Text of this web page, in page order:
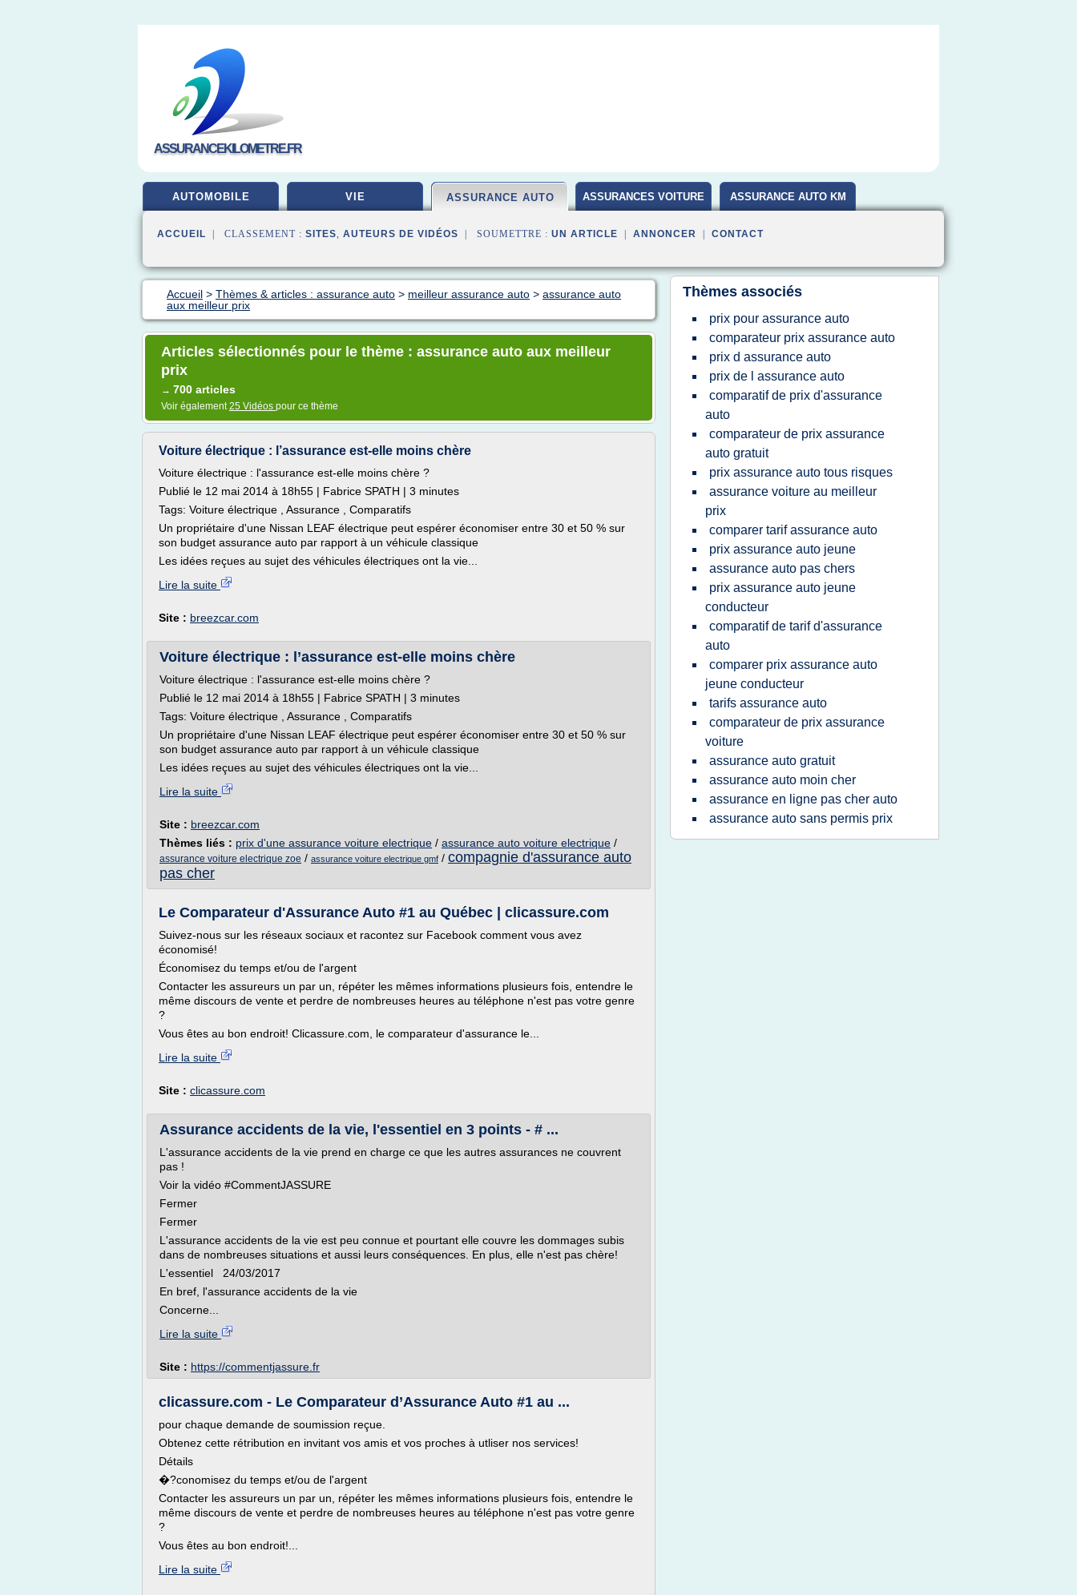
ASSURANCEKILOMETRE.FR
AUTOMOBILE VIE ASSURANCE AUTO ASSURANCES VOITURE ASSURANCE AUTO KM
ACCUEIL | CLASSEMENT : SITES, AUTEURS DE VIDÉOS | SOUMETTRE : UN ARTICLE ANNONCER CONTACT
Accueil > Thèmes & articles : assurance auto > meilleur assurance auto > assurance auto
aux meilleur prix
Articles sélectionnés pour le thème : assurance auto aux meilleur
prix
→ 700 articles
Voir également25 Vidéos pour ce thème
Voiture électrique : l’assurance est-elle moins chère
Voiture électrique : l'assurance est-elle moins chère ?
Publié le 12 mai 2014 à 18h55 | Fabrice SPATH | 3 minutes
Tags: Voiture électrique , Assurance , Comparatifs
Un propriétaire d'une Nissan LEAF électrique peut espérer économiser entre 30 et 50 % sur
son budget assurance auto par rapport à un véhicule classique
Les idées reçues au sujet des véhicules électriques ont la vie...
Lire la suite
Site : breezcar.com
Voiture électrique : l’assurance est-elle moins chère
Voiture électrique : l'assurance est-elle moins chère ?
Publié le 12 mai 2014 à 18h55 | Fabrice SPATH | 3 minutes
Tags: Voiture électrique , Assurance , Comparatifs
Un propriétaire d'une Nissan LEAF électrique peut espérer économiser entre 30 et 50 % sur
son budget assurance auto par rapport à un véhicule classique
Les idées reçues au sujet des véhicules électriques ont la vie...
Lire la suite
Site : breezcar.com
Thèmes liés : prix d'une assurance voiture electrique / assurance auto voiture electrique /
assurance voiture electrique zoe / assurance voiture electrique gmf / compagnie d'assurance auto
pas cher
Le Comparateur d'Assurance Auto #1 au Québec | clicassure.com
Suivez-nous sur les réseaux sociaux et racontez sur Facebook comment vous avez
économisé!
Économisez du temps et/ou de l'argent
Contacter les assureurs un par un, répéter les mêmes informations plusieurs fois, entendre le
même discours de vente et perdre de nombreuses heures au téléphone n'est pas votre genre
?
Vous êtes au bon endroit! Clicassure.com, le comparateur d'assurance le...
Lire la suite
Site : clicassure.com
Assurance accidents de la vie, l'essentiel en 3 points - # ...
L'assurance accidents de la vie prend en charge ce que les autres assurances ne couvrent
pas !
Voir la vidéo #CommentJASSURE
Fermer
Fermer
L'assurance accidents de la vie est peu connue et pourtant elle couvre les dommages subis
dans de nombreuses situations et aussi leurs conséquences. En plus, elle n'est pas chère!
L'essentiel 24/03/2017
En bref, l'assurance accidents de la vie
Concerne...
Lire la suite
Site : https://commentjassure.fr
clicassure.com - Le Comparateur d’Assurance Auto #1 au ...
pour chaque demande de soumission reçue.
Obtenez cette rétribution en invitant vos amis et vos proches à utliser nos services!
Détails
�?conomisez du temps et/ou de l'argent
Contacter les assureurs un par un, répéter les mêmes informations plusieurs fois, entendre le
même discours de vente et perdre de nombreuses heures au téléphone n'est pas votre genre
?
Vous êtes au bon endroit!...
Lire la suite
Thèmes associés
prix pour assurance auto
comparateur prix assurance auto
prix d assurance auto
prix de l assurance auto
comparatif de prix d'assurance
auto
comparateur de prix assurance
auto gratuit
prix assurance auto tous risques
assurance voiture au meilleur
prix
comparer tarif assurance auto
prix assurance auto jeune
assurance auto pas chers
prix assurance auto jeune
conducteur
comparatif de tarif d'assurance
auto
comparer prix assurance auto
jeune conducteur
tarifs assurance auto
comparateur de prix assurance
voiture
assurance auto gratuit
assurance auto moin cher
assurance en ligne pas cher auto
assurance auto sans permis prix